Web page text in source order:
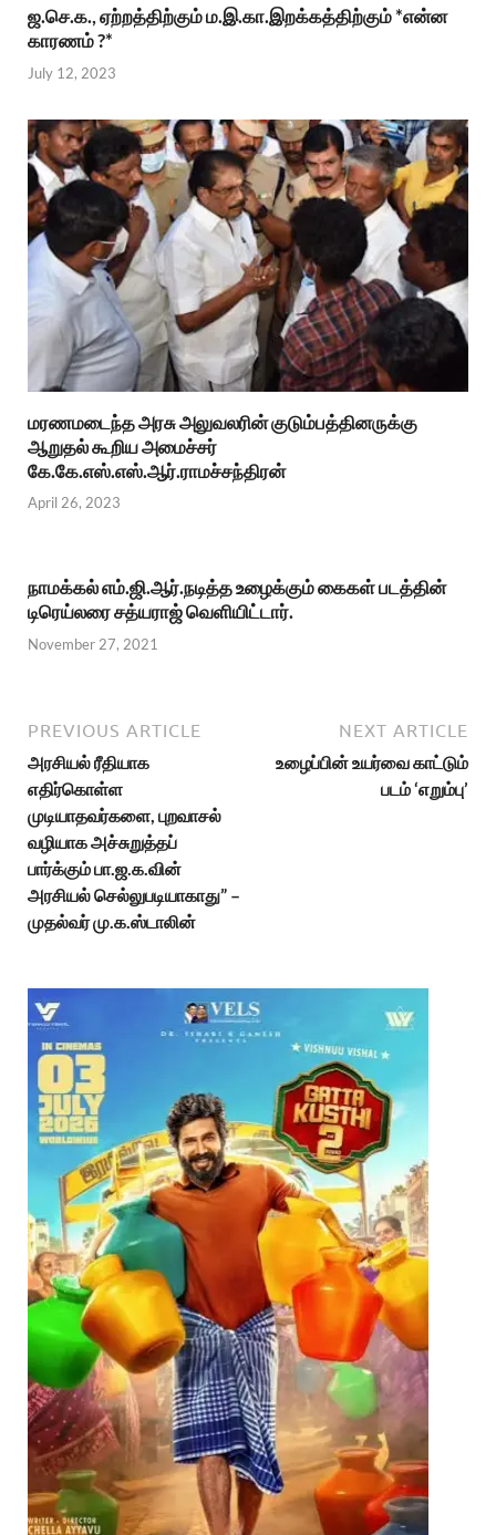
ஜ.செ.க., ஏற்றத்திற்கும் ம.இ.கா.இறக்கத்திற்கும் *என்ன
காரணம் ?*
July 12, 2023
மரணமடைந்த அரசு அலுவலரின் குடும்பத்தினருக்கு
ஆறுதல் கூறிய அமைச்சர்
கே.கே.எஸ்.எஸ்.ஆர்.ராமச்சந்திரன்
April 26, 2023
நாமக்கல் எம்.ஜி.ஆர்.நடித்த உழைக்கும் கைகள் படத்தின்
டிரெய்லரை சத்யராஜ் வெளியிட்டார்.
November 27, 2021
PREVIOUS ARTICLE
அரசியல் ரீதியாக
எதிர்கொள்ள
முடியாதவர்களை, புறவாசல்
வழியாக அச்சுறுத்தப்
பார்க்கும் பா.ஜ.க.வின்
அரசியல் செல்லுபடியாகாது” –
முதல்வர் மு.க.ஸ்டாலின்
NEXT ARTICLE
உழைப்பின் உயர்வை காட்டும்
படம் ‘எறும்பு’